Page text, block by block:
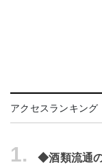
アクセスランキング
1.
◆酒類流通